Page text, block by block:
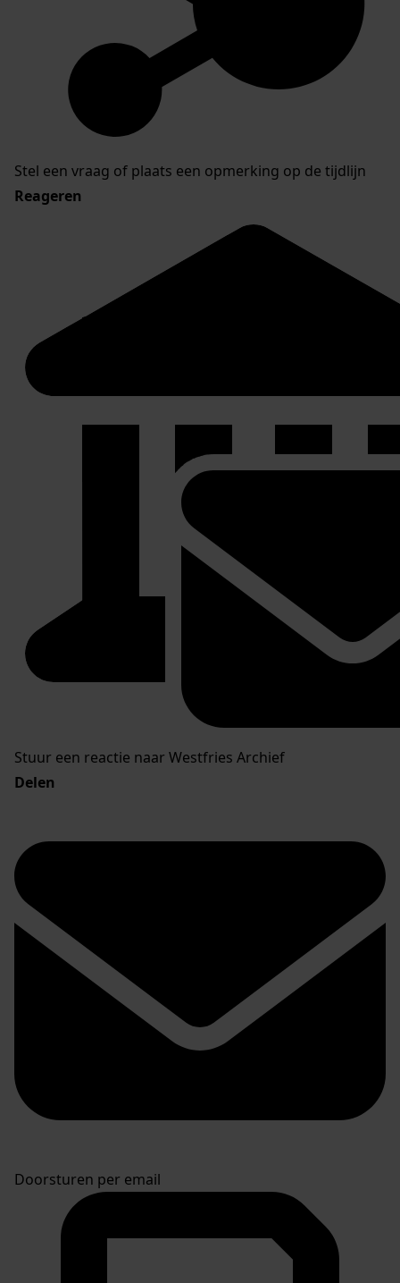
Stel een vraag of plaats een opmerking op de tijdlijn
Reageren
Stuur een reactie naar Westfries Archief
Delen
Doorsturen per email